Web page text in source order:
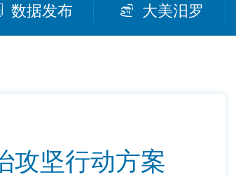
数据发布 大美汨罗
攻坚行动方案